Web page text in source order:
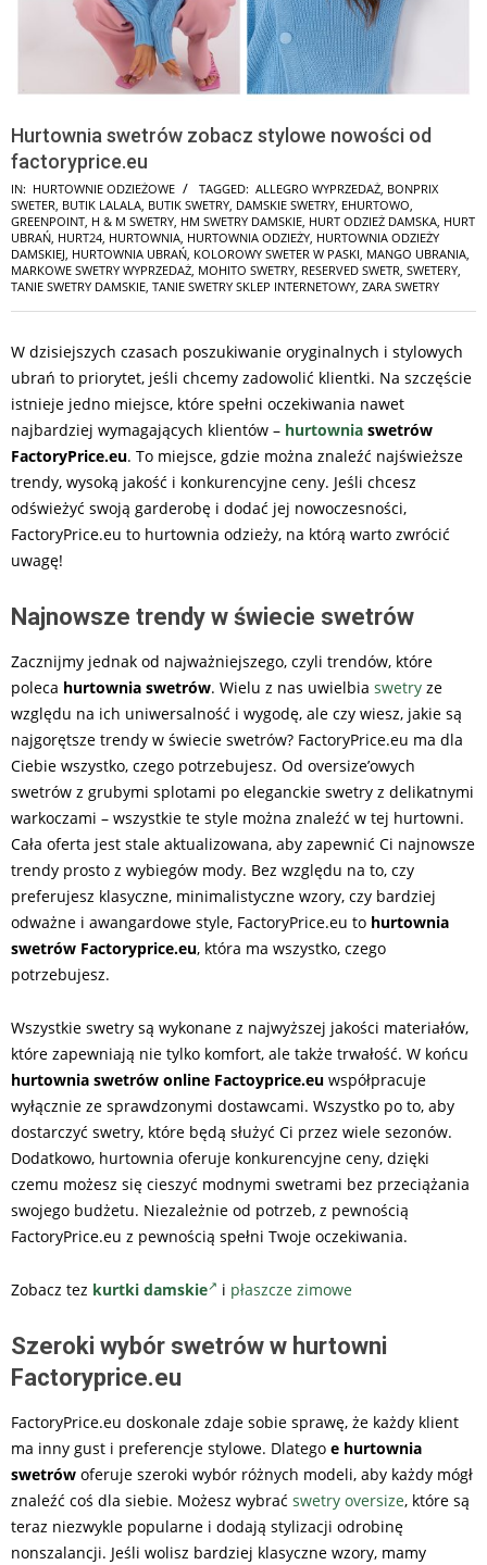
Hurtownia swetrów zobacz stylowe nowości od
factoryprice.eu
IN: HURTOWNIE ODZIEŻOWE TAGGED: ALLEGRO WYPRZEDAŻ, BONPRIX
SWETER, BUTIK LALALA, BUTIK SWETRY, DAMSKIE SWETRY, EHURTOWO,
GREENPOINT, H & M SWETRY, HM SWETRY DAMSKIE, HURT ODZIEŻ DAMSKA, HURT
UBRAŃ, HURT24, HURTOWNIA, HURTOWNIA ODZIEŻY, HURTOWNIA ODZIEŻY
DAMSKIEJ, HURTOWNIA UBRAŃ, KOLOROWY SWETER W PASKI, MANGO UBRANIA,
MARKOWE SWETRY WYPRZEDAŻ, MOHITO SWETRY, RESERVED SWETR, SWETERY,
TANIE SWETRY DAMSKIE, TANIE SWETRY SKLEP INTERNETOWY, ZARA SWETRY
W dzisiejszych czasach poszukiwanie oryginalnych i stylowych
ubrań to priorytet, jeśli chcemy zadowolić klientki. Na szczęście
istnieje jedno miejsce, które spełni oczekiwania nawet
najbardziej wymagających klientów – hurtownia swetrów
FactoryPrice.eu. To miejsce, gdzie można znaleźć najświeższe
trendy, wysoką jakość i konkurencyjne ceny. Jeśli chcesz
odświeżyć swoją garderobę i dodać jej nowoczesności,
FactoryPrice.eu to hurtownia odzieży, na którą warto zwrócić
uwagę!
Najnowsze trendy w świecie swetrów
Zacznijmy jednak od najważniejszego, czyli trendów, które
poleca hurtownia swetrów. Wielu z nas uwielbia swetry ze
względu na ich uniwersalność i wygodę, ale czy wiesz, jakie są
najgorętsze trendy w świecie swetrów? FactoryPrice.eu ma dla
Ciebie wszystko, czego potrzebujesz. Od oversize’owych
swetrów z grubymi splotami po eleganckie swetry z delikatnymi
warkoczami – wszystkie te style można znaleźć w tej hurtowni.
Cała oferta jest stale aktualizowana, aby zapewnić Ci najnowsze
trendy prosto z wybiegów mody. Bez względu na to, czy
preferujesz klasyczne, minimalistyczne wzory, czy bardziej
odważne i awangardowe style, FactoryPrice.eu to hurtownia
swetrów Factoryprice.eu, która ma wszystko, czego
potrzebujesz.
Wszystkie swetry są wykonane z najwyższej jakości materiałów,
które zapewniają nie tylko komfort, ale także trwałość. W końcu
hurtownia swetrów online Factoyprice.eu współpracuje
wyłącznie ze sprawdzonymi dostawcami. Wszystko po to, aby
dostarczyć swetry, które będą służyć Ci przez wiele sezonów.
Dodatkowo, hurtownia oferuje konkurencyjne ceny, dzięki
czemu możesz się cieszyć modnymi swetrami bez przeciążania
swojego budżetu. Niezależnie od potrzeb, z pewnością
FactoryPrice.eu z pewnością spełni Twoje oczekiwania.
Zobacz tez kurtki damskie i płaszcze zimowe
Szeroki wybór swetrów w hurtowni
Factoryprice.eu
FactoryPrice.eu doskonale zdaje sobie sprawę, że każdy klient
ma inny gust i preferencje stylowe. Dlatego e hurtownia
swetrów oferuje szeroki wybór różnych modeli, aby każdy mógł
znaleźć coś dla siebie. Możesz wybrać swetry oversize, które są
teraz niezwykle popularne i dodają stylizacji odrobinę
nonszalancji. Jeśli wolisz bardziej klasyczne wzory, mamy